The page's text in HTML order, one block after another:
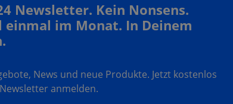
Newsletter. Kein Nonsens.
einmal im Monat. In Deinem
News und neue Produkte. Jetzt kostenlos
anmelden.